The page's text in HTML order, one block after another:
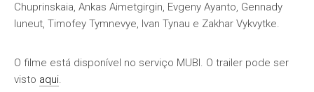
Chuprinskaia, Ankas Aimetgirgin, Evgeny Ayanto, Gennady
Iuneut, Timofey Tymnevye, Ivan Tynau e Zakhar Vykvytke.
O filme está disponível no serviço MUBI. O trailer pode ser
visto aqui.